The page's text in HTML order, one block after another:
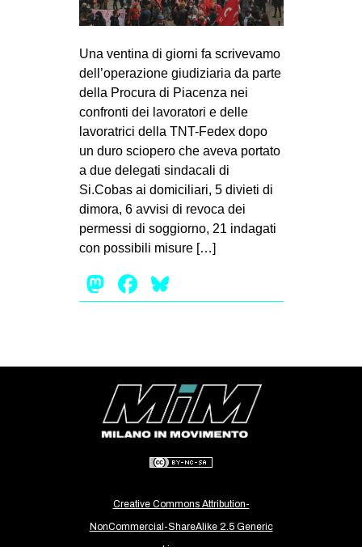
INTERNAZIONALE
AMERICHE
ESTREMO ORIENTE
EUROPA
MEDIO ORIENTE
MONDO
EVENTI
in
ms
SEARCH
Una ventina di giorni fa scrivevamo
dell’operazione giudiziaria da parte
della Procura di Piacenza nei
confronti dei lavoratori e delle
lavoratrici della TNT-Fedex dopo
un duro sciopero che aveva portato
a due delegati sindacali di
Si.Cobas ai domiciliari, 5 divieti di
dimora, 6 avvisi di revoca dei
permessi di soggiorno, 21 indagati
con possibili misure […]
Mastodon
Facebook
Creative Commons Attribution-
NonCommercial-ShareAlike 2.5 Generic